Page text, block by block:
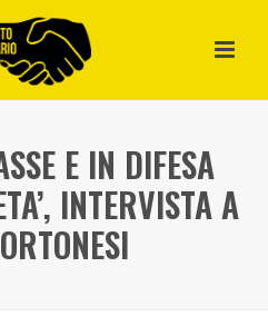
E IN DIFESA
INTERVISTA A